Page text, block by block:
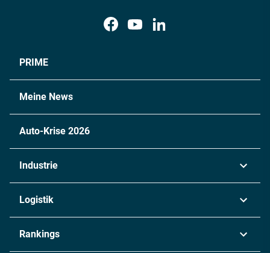
PRIME
Meine News
Auto-Krise 2026
Industrie
Chemie
Logistik
Rankings